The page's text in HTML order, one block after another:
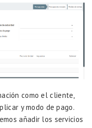
como el cliente,
y modo de pago.
añadir los servicios